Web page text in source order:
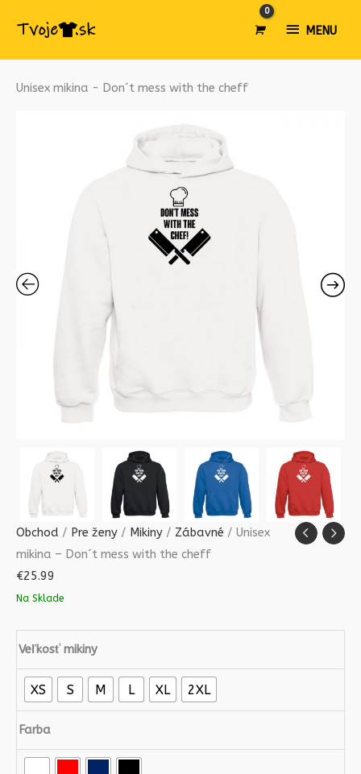
MENU
MENU
Unisex mikina - Don´t mess with the cheff
Obchod / Pre ženy / Mikiny / Zábavné / Unisex
mikina – Don´t mess with the cheff
€25.99
Na Sklade
Veľkosť mikiny
XS S M L XL 2XL
Farba
množstvo
cheff